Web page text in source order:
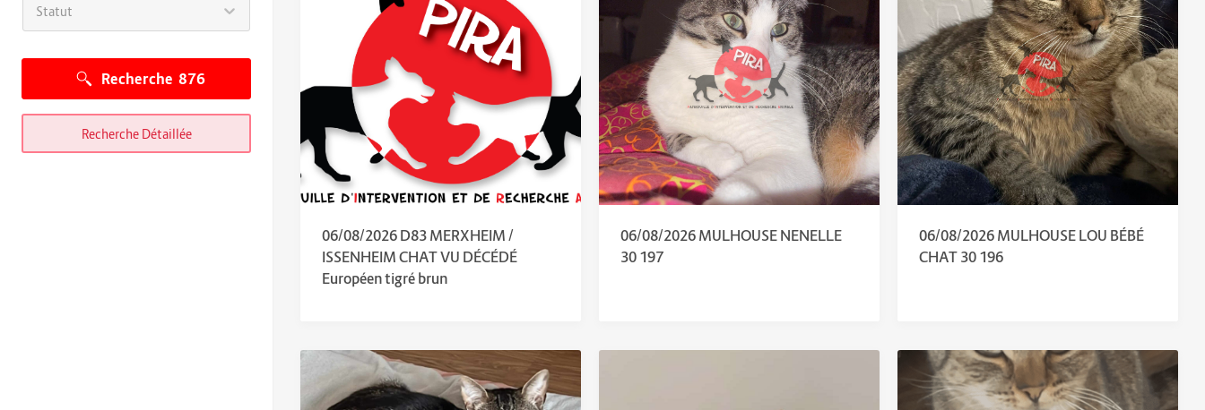
Statut
Recherche 876
Recherche Détaillée
06/08/2026 D83 MERXHEIM /
ISSENHEIM CHAT VU DÉCÉDÉ
Européen tigré brun
06/08/2026 MULHOUSE NENELLE
30 197
06/08/2026 MULHOUSE LOU BÉBÉ
CHAT 30 196